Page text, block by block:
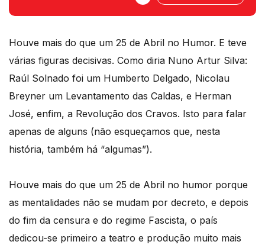
ditaduras e censuras. Por isso mesmo, há
mais do que um 25 de Abril no humor.
Houve mais do que um 25 de Abril no Humor. E teve
várias figuras decisivas. Como diria Nuno Artur Silva:
Raúl Solnado foi um Humberto Delgado, Nicolau
Breyner um Levantamento das Caldas, e Herman
José, enfim, a Revolução dos Cravos. Isto para falar
apenas de alguns (não esqueçamos que, nesta
história, também há “algumas”).
Houve mais do que um 25 de Abril no humor porque
as mentalidades não se mudam por decreto, e depois
do fim da censura e do regime Fascista, o país
dedicou-se primeiro a teatro e produção muito mais